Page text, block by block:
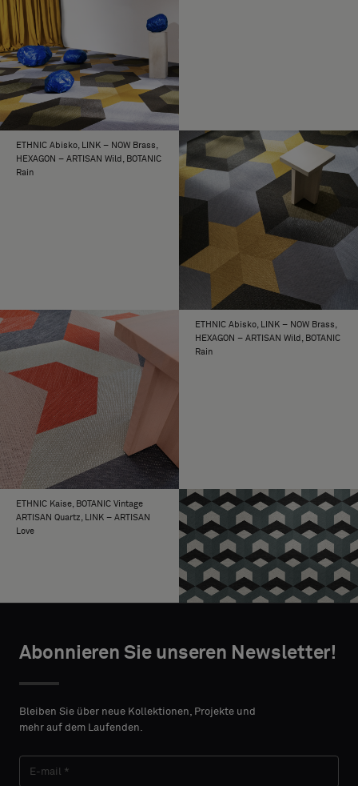
ETHNIC Abisko, LINK – NOW Brass,
HEXAGON – ARTISAN Wild, BOTANIC
Rain
ETHNIC Abisko, LINK – NOW Brass,
HEXAGON – ARTISAN Wild, BOTANIC
Rain
ETHNIC Kaise, BOTANIC Vintage
ARTISAN Quartz, LINK – ARTISAN
Love
Abonnieren Sie unseren Newsletter!
Bleiben Sie über neue Kollektionen, Projekte und
mehr auf dem Laufenden.